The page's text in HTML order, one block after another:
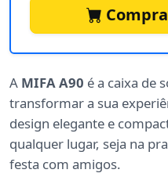
A MIFA A90 é a caixa de
transformar a sua
design elegante e
qualquer lugar, seja na
festa com amigos.